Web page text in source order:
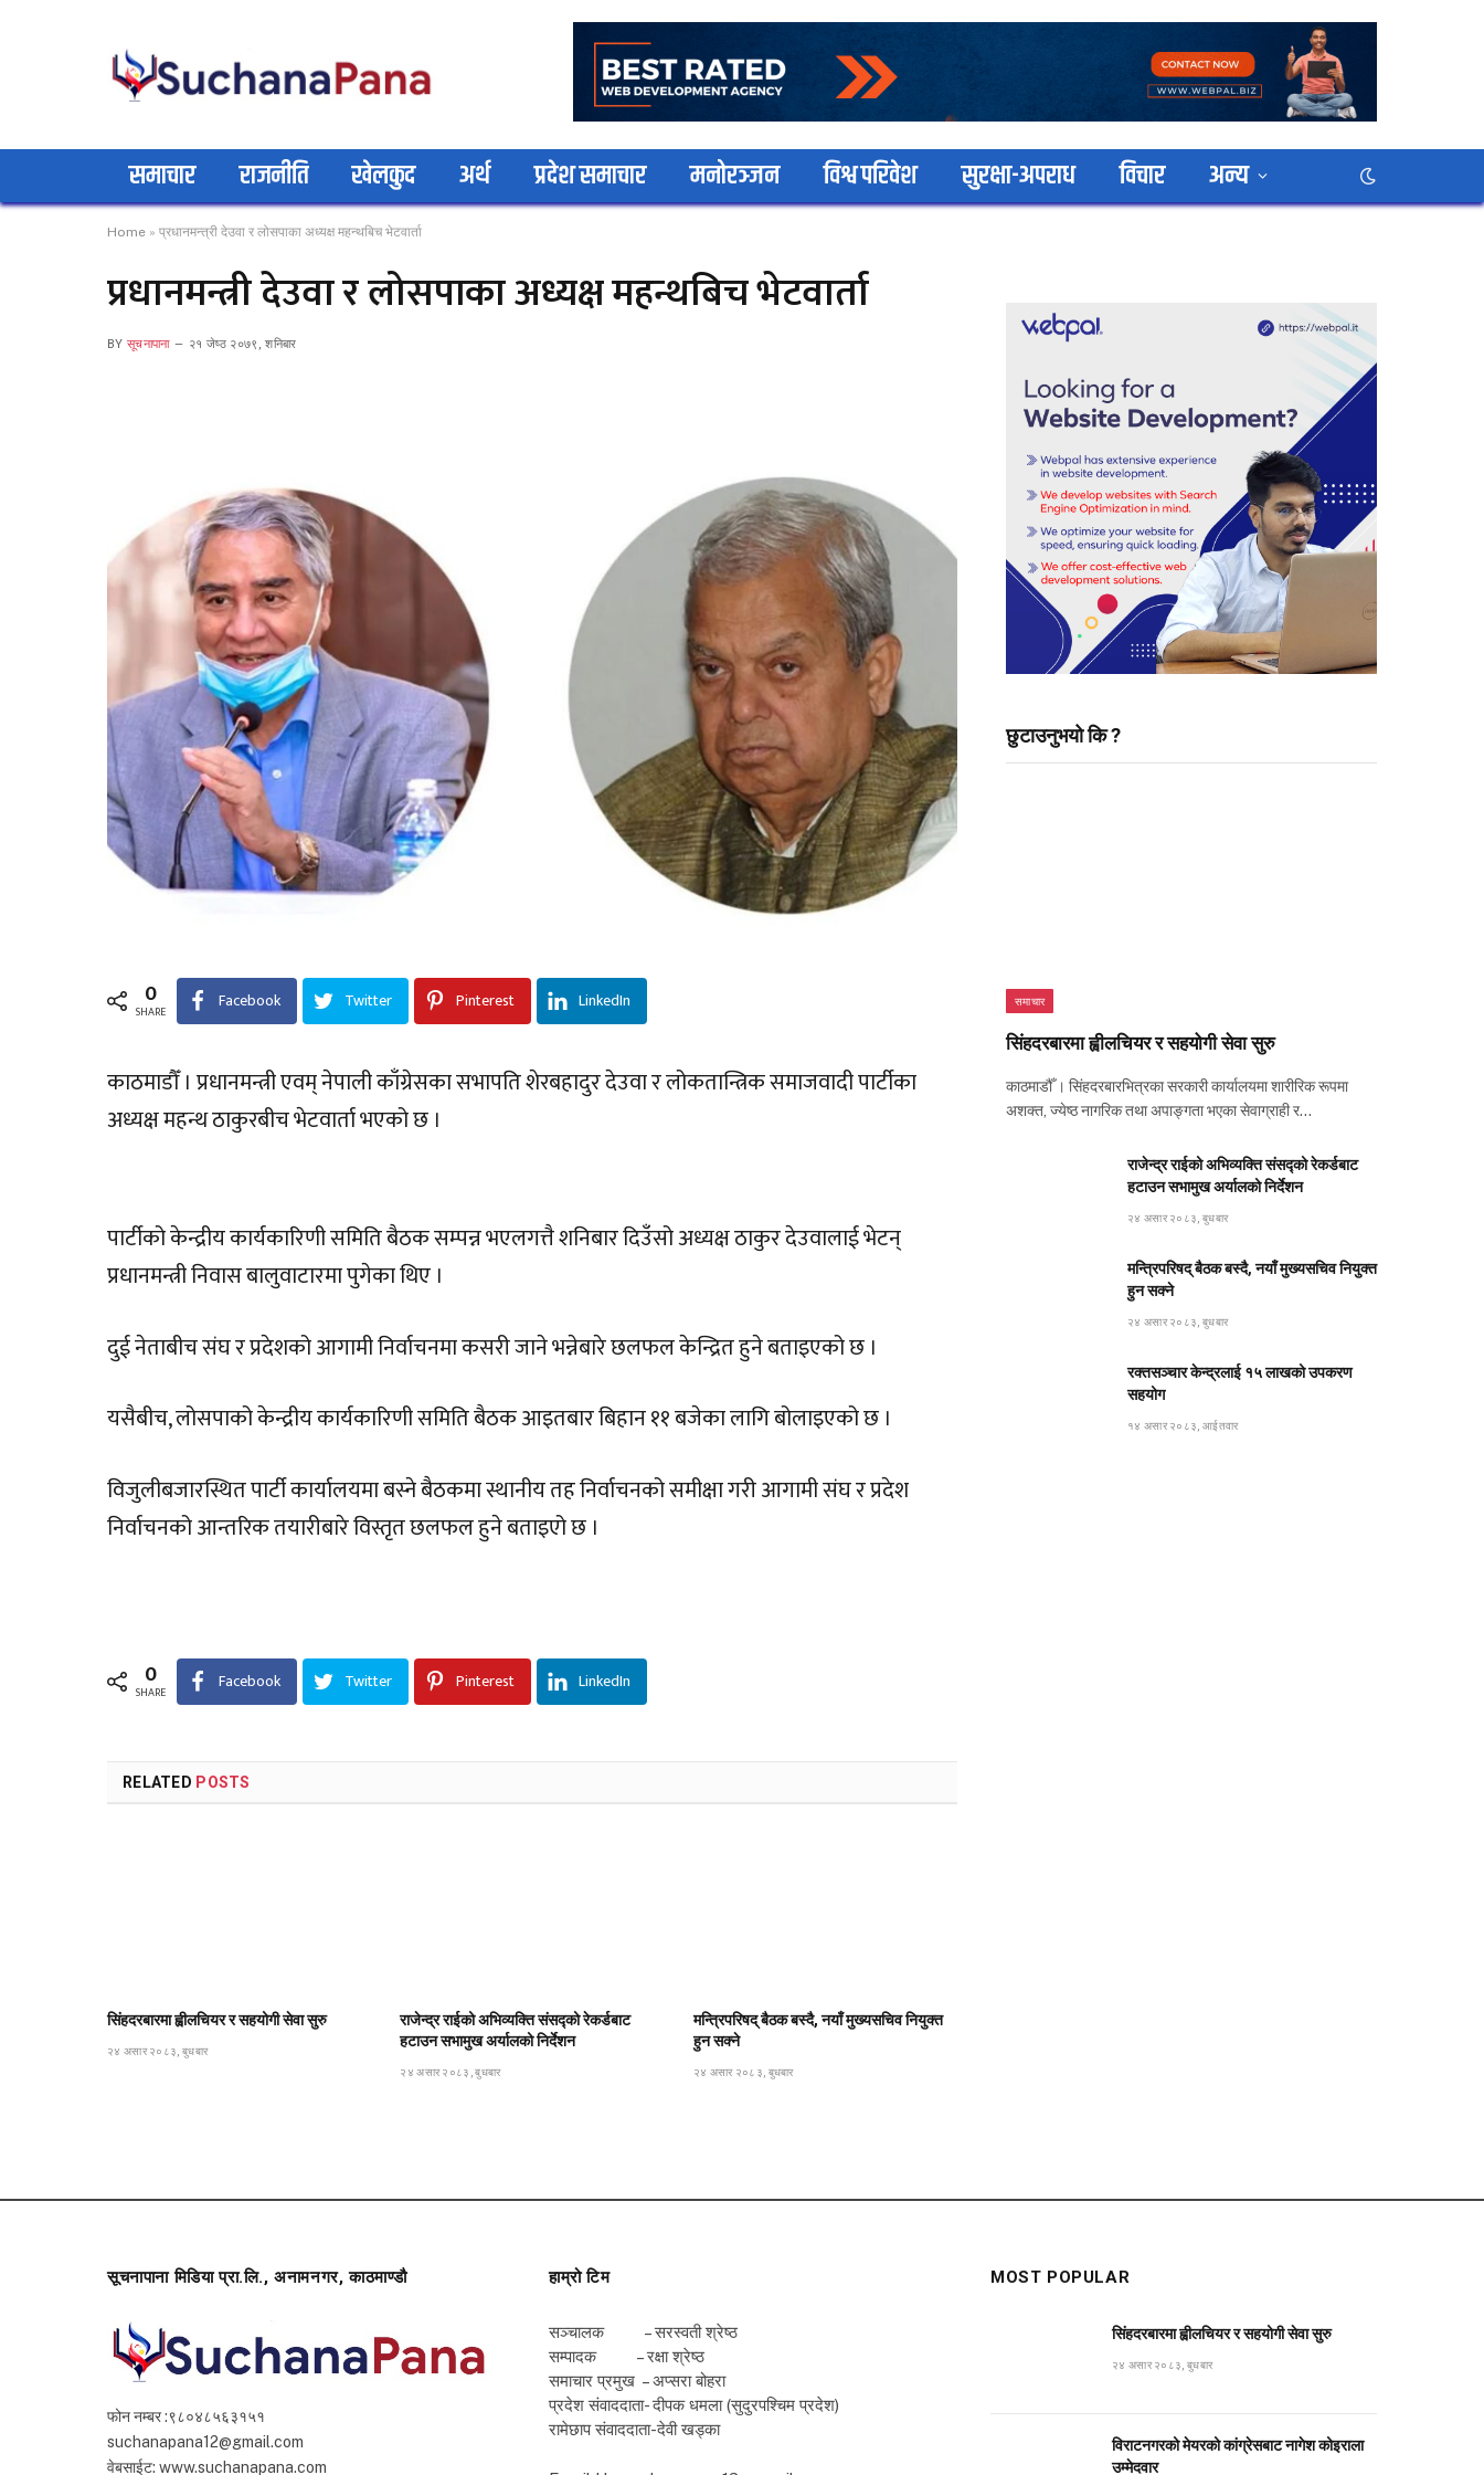
समाचार राजनीति खेलकुद अर्थ प्रदेश समाचार मनोरञ्जन विश्व परिवेश सुरक्षा-अपराध विचार अन्य
Home » प्रधानमन्त्री देउवा र लोसपाका अध्यक्ष महन्थबिच भेटवार्ता
प्रधानमन्त्री देउवा र लोसपाका अध्यक्ष महन्थबिच भेटवार्ता
BY सूचनापाना २१ जेष्ठ २०७९, शनिबार
0
SHARE Facebook Twitter Pinterest LinkedIn
काठमाडौँ । प्रधानमन्त्री एवम् नेपाली काँग्रेसका सभापति शेरबहादुर देउवा र लोकतान्त्रिक समाजवादी पार्टीका
अध्यक्ष महन्थ ठाकुरबीच भेटवार्ता भएको छ ।
पार्टीको केन्द्रीय कार्यकारिणी समिति बैठक सम्पन्न भएलगत्तै शनिबार दिउँसो अध्यक्ष ठाकुर देउवालाई भेटन्
प्रधानमन्त्री निवास बालुवाटारमा पुगेका थिए ।
दुई नेताबीच संघ र प्रदेशको आगामी निर्वाचनमा कसरी जाने भन्नेबारे छलफल केन्द्रित हुने बताइएको छ ।
यसैबीच, लोसपाको केन्द्रीय कार्यकारिणी समिति बैठक आइतबार बिहान ११ बजेका लागि बोलाइएको छ ।
विजुलीबजारस्थित पार्टी कार्यालयमा बस्ने बैठकमा स्थानीय तह निर्वाचनको समीक्षा गरी आगामी संघ र प्रदेश
निर्वाचनको आन्तरिक तयारीबारे विस्तृत छलफल हुने बताइएो छ ।
0
SHARE Facebook Twitter Pinterest LinkedIn
RELATED POSTS
सिंहदरबारमा ह्वीलचियर र सहयोगी सेवा सुरु
२४ असार २०८३, बुधबार
राजेन्द्र राईको अभिव्यक्ति संसद्को रेकर्डबाट
हटाउन सभामुख अर्यालको निर्देशन
२४ असार २०८३, बुधबार
मन्त्रिपरिषद् बैठक बस्दै, नयाँ मुख्यसचिव नियुक्त
हुन सक्ने
२४ असार २०८३, बुधबार
छुटाउनुभयो कि ?
समाचार
सिंहदरबारमा ह्वीलचियर र सहयोगी सेवा सुरु
काठमाडौँ । सिंहदरबारभित्रका सरकारी कार्यालयमा शारीरिक रूपमा
अशक्त, ज्येष्ठ नागरिक तथा अपाङ्गता भएका सेवाग्राही र…
राजेन्द्र राईको अभिव्यक्ति संसद्को रेकर्डबाट
हटाउन सभामुख अर्यालको निर्देशन
२४ असार २०८३, बुधबार
मन्त्रिपरिषद् बैठक बस्दै, नयाँ मुख्यसचिव नियुक्त
हुन सक्ने
२४ असार २०८३, बुधबार
रक्तसञ्चार केन्द्रलाई १५ लाखको उपकरण
सहयोग
१४ असार २०८३, आईतवार
सूचनापाना मिडिया प्रा.लि., अनामनगर, काठमाण्डौ
फोन नम्बर :९८०४८५६३१५१
suchanapana12@gmail.com
वेबसाईट: www.suchanapana.com
हाम्रो टिम
सञ्चालक – सरस्वती श्रेष्ठ
सम्पादक – रक्षा श्रेष्ठ
समाचार प्रमुख – अप्सरा बोहरा
प्रदेश संवाददाता- दीपक धमला (सुदुरपश्चिम प्रदेश)
रामेछाप संवाददाता-देवी खड्का
MOST POPULAR
सिंहदरबारमा ह्वीलचियर र सहयोगी सेवा सुरु
२४ असार २०८३, बुधबार
विराटनगरको मेयरको कांग्रेसबाट नागेश कोइराला
उम्मेदवार